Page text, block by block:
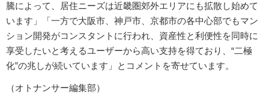
騰によって、居住ニーズは近畿圏郊外エリアにも拡散し始めて
います」「一方で大阪市、神戸市、京都市の各中心部でもマン
ション開発がコンスタントに行われ、資産性と利便性を同時に
享受したいと考えるユーザーから高い支持を得ており、“二極
化”の兆しが続いています」とコメントを寄せています。
（オトナンサー編集部）